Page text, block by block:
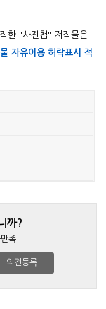
한 "사진첩" 저작물은
자유이용 허락표시 적
까?
족